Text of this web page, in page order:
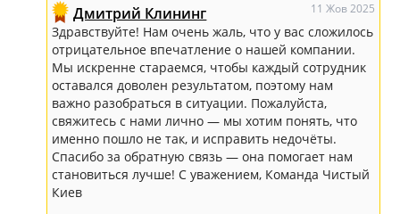
Дмитрий Клининг 11 Жов 2025
Здравствуйте! Нам очень жаль, что у вас сложилось
отрицательное впечатление о нашей компании.
Мы искренне стараемся, чтобы каждый сотрудник
оставался доволен результатом, поэтому нам
важно разобраться в ситуации. Пожалуйста,
свяжитесь с нами лично — мы хотим понять, что
именно пошло не так, и исправить недочёты.
Спасибо за обратную связь — она помогает нам
становиться лучше! С уважением, Команда Чистый
Киев